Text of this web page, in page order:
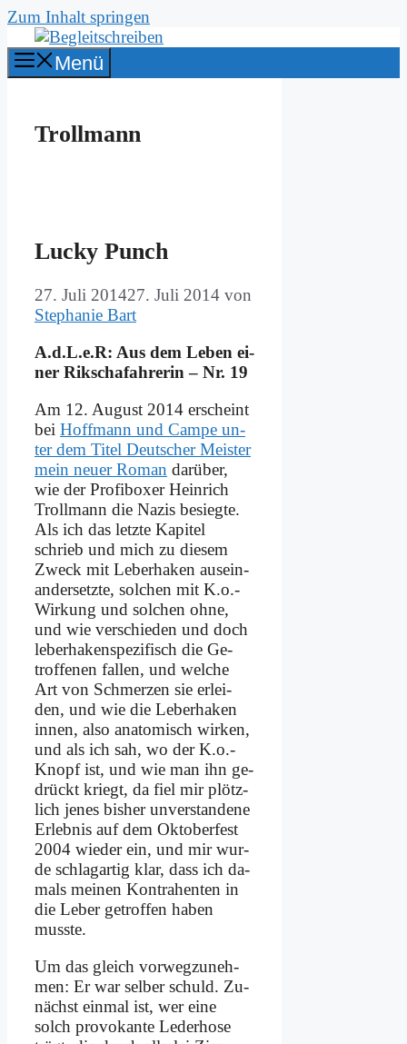
Zum Inhalt springen
Menü
Trollmann
Lucky Punch
27. Juli 201427. Juli 2014 von
Stephanie Bart
A.d.L.e.R: Aus dem Le­ben ei­
ner Rik­scha­fah­re­rin – Nr. 19
Am 12. Au­gust 2014 er­scheint
bei Hoff­mann und Cam­pe un­
ter dem Ti­tel Deut­scher Mei­ster
mein neu­er Ro­man dar­über,
wie der Pro­fi­bo­xer Hein­rich
Troll­mann die Na­zis be­sieg­te.
Als ich das letz­te Ka­pi­tel
schrieb und mich zu die­sem
Zweck mit Le­ber­ha­ken aus­ein­
an­der­setz­te, sol­chen mit K.o.-
Wirkung und sol­chen oh­ne,
und wie ver­schie­den und doch
le­ber­ha­ken­spe­zi­fisch die Ge­
trof­fe­nen fal­len, und wel­che
Art von Schmer­zen sie er­lei­
den, und wie die Le­ber­ha­ken
in­nen, al­so ana­to­misch wir­ken,
und als ich sah, wo der K.o.-
Knopf ist, und wie man ihn ge­
drückt kriegt, da fiel mir plötz­
lich je­nes bis­her un­verstandene
Er­leb­nis auf dem Ok­to­ber­fest
2004 wie­der ein, und mir wur­
de schlag­ar­tig klar, dass ich da­
mals mei­nen Kon­tra­hen­ten in
die Le­ber ge­trof­fen ha­ben
muss­te.
Um das gleich vor­weg­zu­neh­
men: Er war sel­ber schuld. Zu­
nächst ein­mal ist, wer ei­ne
solch pro­vo­kan­te Le­der­ho­se